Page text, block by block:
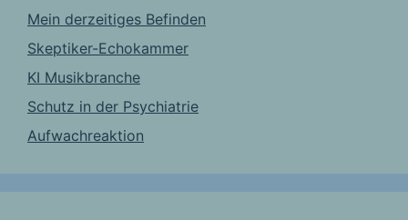
Mein derzeitiges Befinden
Skeptiker-Echokammer
KI Musikbranche
Schutz in der Psychiatrie
Aufwachreaktion